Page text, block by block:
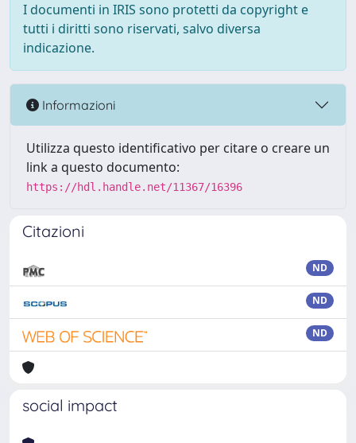
I documenti in IRIS sono protetti da copyright e
tutti i diritti sono riservati, salvo diversa
indicazione.
Informazioni
Utilizza questo identificativo per citare o creare un
link a questo documento:
https://hdl.handle.net/11367/16396
Citazioni
ND
ND
ND
social impact